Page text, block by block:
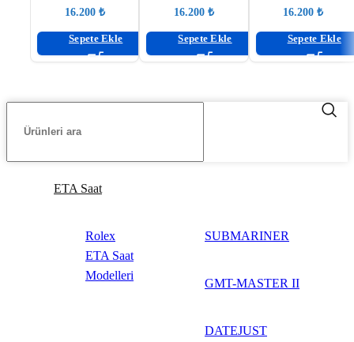
Yellow 47mm
₺
Sepete Ekle
Yellow 47mm
₺
Sepete Ekle
Dashboard
₺
Sepete Ekle
ETA Saat
Rolex
ETA Saat
Modelleri
SUBMARINER
GMT-MASTER II
DATEJUST